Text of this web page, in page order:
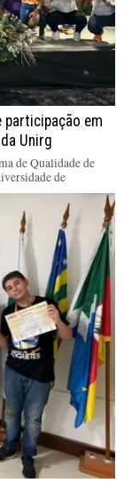
participação em
Unirg
de Qualidade de
de